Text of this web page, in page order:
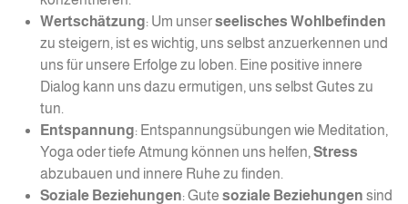
Wertschätzung: Um unserseelisches Wohlbefinden
zu steigern, ist es wichtig, uns selbst anzuerkennen und
uns für unsere Erfolge zu loben. Eine positive innere
Dialog kann uns dazu ermutigen, uns selbst Gutes zu
tun.
Entspannung: Entspannungsübungen wie Meditation,
Yoga oder tiefe Atmung können uns helfen, Stress
abzubauen und innere Ruhe zu finden.
Soziale Beziehungen: Gute soziale Beziehungen sind